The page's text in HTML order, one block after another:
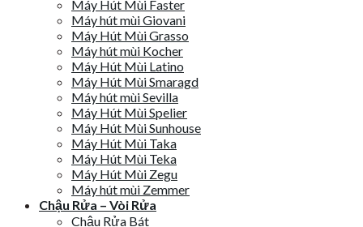
Máy Hút Mùi Faster
Máy hút mùi Giovani
Máy Hút Mùi Grasso
Máy hút mùi Kocher
Máy Hút Mùi Latino
Máy Hút Mùi Smaragd
Máy hút mùi Sevilla
Máy Hút Mùi Spelier
Máy Hút Mùi Sunhouse
Máy Hút Mùi Taka
Máy Hút Mùi Teka
Máy Hút Mùi Zegu
Máy hút mùi Zemmer
Chậu Rửa – Vòi Rửa
Chậu Rửa Bát